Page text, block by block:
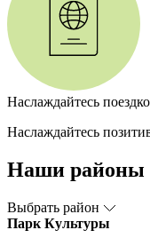
Наслаждайтесь
Наслаждайтесь
Наши районы
Выбрать район
Парк Культуры